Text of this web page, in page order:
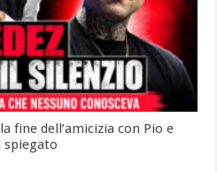
fine dell’amicizia con Pio e
spiegato